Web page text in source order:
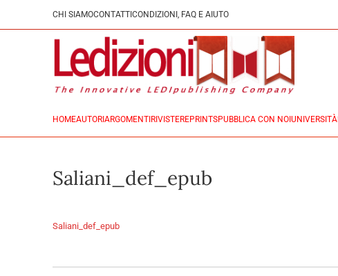
CHI SIAMOCONTATTI CONDIZIONI, FAQ E AIUTO
HOMEAUTORI ARGOMENTI RIVISTEREPRINTSPUBBLICA CON NOI UNIVERSITÀ
Saliani_def_epub
Saliani_def_epub